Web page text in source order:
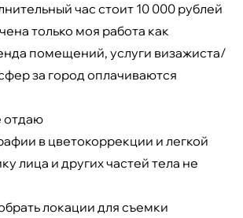
час стоит 10 000 рублей
только моя работа как
помещений, услуги визажиста/
за город оплачиваются
отдаю
в цветокоррекции и легкой
лица и других частей тела не
локации для съемки